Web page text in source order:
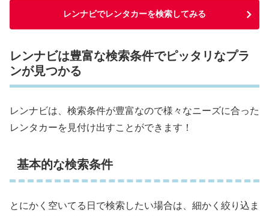
レンナビでレンタカーを検索してみる
レンナビは豊富な検索条件でピッタリなプラ
ンが見つかる
レンナビは、検索条件が豊富なので様々なニーズに合った
レンタカーを見付け出すことができます！
基本的な検索条件
とにかく空いてる日で検索したい場合は、細かく絞り込ま